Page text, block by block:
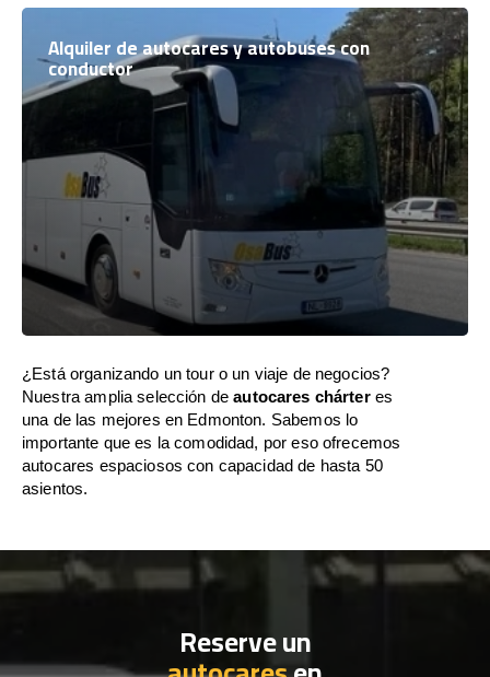
Alquiler de autocares y autobuses con
conductor
¿Está organizando un tour o un viaje de negocios?
Nuestra amplia selección deautocares chárteres
una de las mejores en Edmonton. Sabemos lo
importante que es la comodidad, por eso ofrecemos
autocares espaciosos con capacidad de hasta 50
asientos.
Reserve un